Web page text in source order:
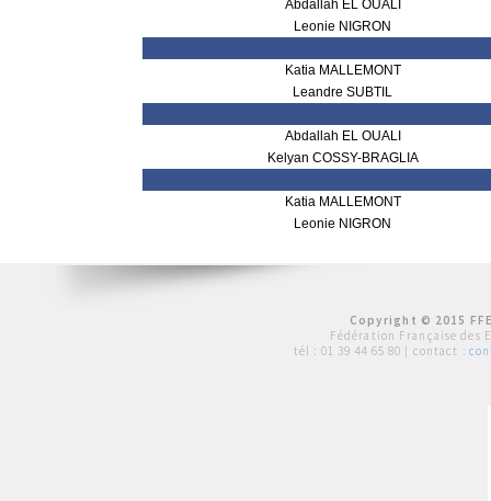
Abdallah EL OUALI
Leonie NIGRON
Katia MALLEMONT
Leandre SUBTIL
Abdallah EL OUALI
Kelyan COSSY-BRAGLIA
Katia MALLEMONT
Leonie NIGRON
Copyright © 2015
Fédération Française des
tél : 01 39 44 65 80 | contact :